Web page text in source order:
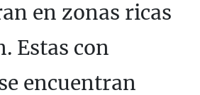
en zonas ricas
Estas con
encuentran